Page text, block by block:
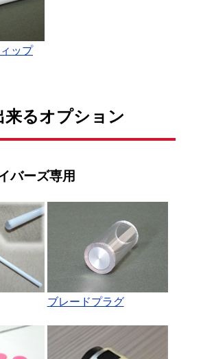
ップ
来るオプション
バーズ専用
ブレードプラグ